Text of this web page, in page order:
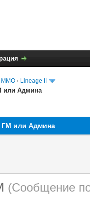
MMO › Lineage II
или Админа
ГМ или Админа
(Сообщение